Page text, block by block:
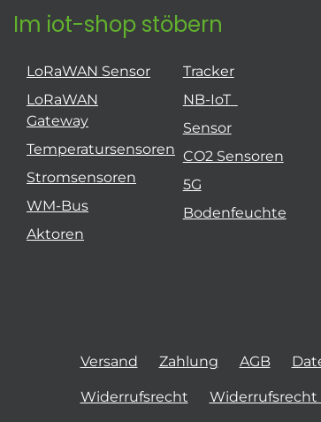
Im iot-shop stöbern
LoRaWAN Sensor
LoRaWAN
Gateway
Temperatursensoren
Stromsensoren
WM-Bus
Aktoren
Tracker
NB-IoT
Sensor
CO2 Sensoren
5G
Bodenfeuchte
Versand Zahlung AGB
Widerrufsrecht